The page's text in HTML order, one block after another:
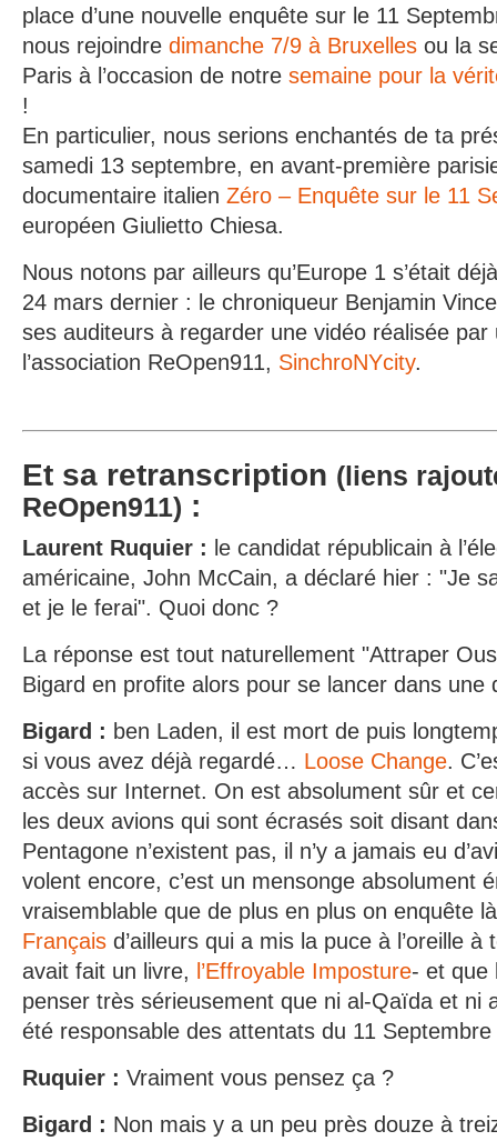
place d’une nouvelle enquête sur le 11
nous rejoindre dimanche 7/9 à Bruxelles ou la
Paris à l’occasion de notre semaine pour la
!
En particulier, nous serions enchantés de ta
samedi 13 septembre, en avant-première
documentaire italien Zéro – Enquête sur le 11
européen Giulietto Chiesa.
Nous notons par ailleurs qu’Europe 1 s’était
24 mars dernier : le chroniqueur Benjamin
ses auditeurs à regarder une vidéo réalisée par
l’association ReOpen911, SinchroNYcity.
Et sa retranscription (liens
ReOpen911) :
Laurent Ruquier : le candidat républicain à
américaine, John McCain, a déclaré hier : "Je
et je le ferai". Quoi donc ?
La réponse est tout naturellement "Attraper
Bigard en profite alors pour se lancer dans une
Bigard : ben Laden, il est mort de puis
si vous avez déjà regardé… Loose Change.
accès sur Internet. On est absolument sûr et
les deux avions qui sont écrasés soit disant
Pentagone n’existent pas, il n’y a jamais eu
volent encore, c’est un mensonge absolument
vraisemblable que de plus en plus on enquête
Français d’ailleurs qui a mis la puce à l’oreille
avait fait un livre, l’Effroyable Imposture- et que
penser très sérieusement que ni al-Qaïda et ni
été responsable des attentats du 11 Septembre
Ruquier : Vraiment vous pensez ça ?
Bigard : Non mais y a un peu près douze à